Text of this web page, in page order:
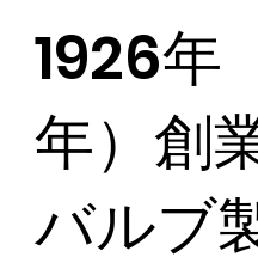
1926年
年）創
バルブ